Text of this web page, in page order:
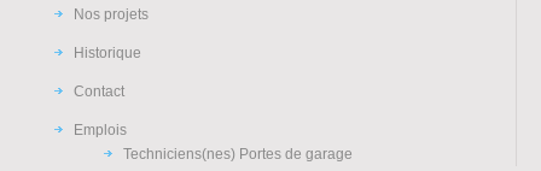
Nos projets
Historique
Contact
Emplois
Techniciens(nes) Portes de garage